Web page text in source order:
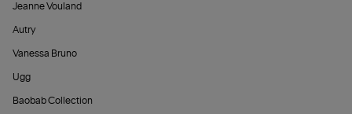
Jeanne Vouland
Autry
Vanessa Bruno
Ugg
Baobab Collection